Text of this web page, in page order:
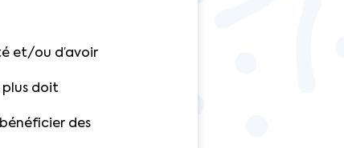
et/ou d’avoir
plus doit
des